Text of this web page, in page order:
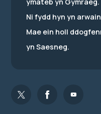
Ni fydd hyn yn
Mae ein holl
yn Saesneg.